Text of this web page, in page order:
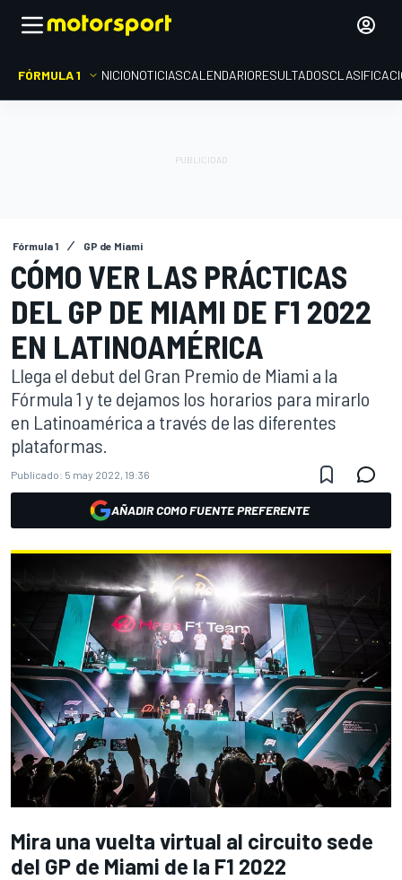
FÓRMULA 1 INICIONOTICIASCALENDARIORESULTADOS
Fórmula 1 GP de Miami
CÓMO VER LAS PRÁCTICAS
DEL GP DE MIAMI DE F1 2022
EN LATINOAMÉRICA
Llega el debut del Gran Premio de Miami a la
Fórmula 1 y te dejamos los horarios para mirarlo
en Latinoamérica a través de las diferentes
plataformas.
Publicado: 5 may 2022, 19:36
AÑADIR COMO FUENTE PREFERENTE
Mira una vuelta virtual al circuito sede
del GP de Miami de la F1 2022